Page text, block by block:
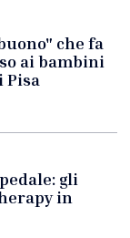
che fa
ai bambini
Pisa
gli
in